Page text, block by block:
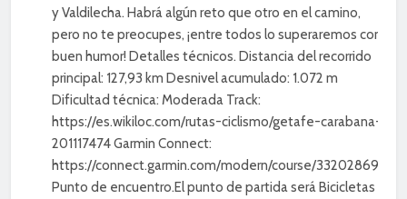
y Valdilecha. Habrá algún reto que otro en el camino,
pero no te preocupes, ¡entre todos lo superaremos con
buen humor! Detalles técnicos. Distancia del recorrido
principal: 127,93 km Desnivel acumulado: 1.072 m
Dificultad técnica: Moderada Track:
https://es.wikiloc.com/rutas-ciclismo/getafe-carabana-
201117474 Garmin Connect:
https://connect.garmin.com/modern/course/332028697
Punto de encuentro.El punto de partida será Bicicletas